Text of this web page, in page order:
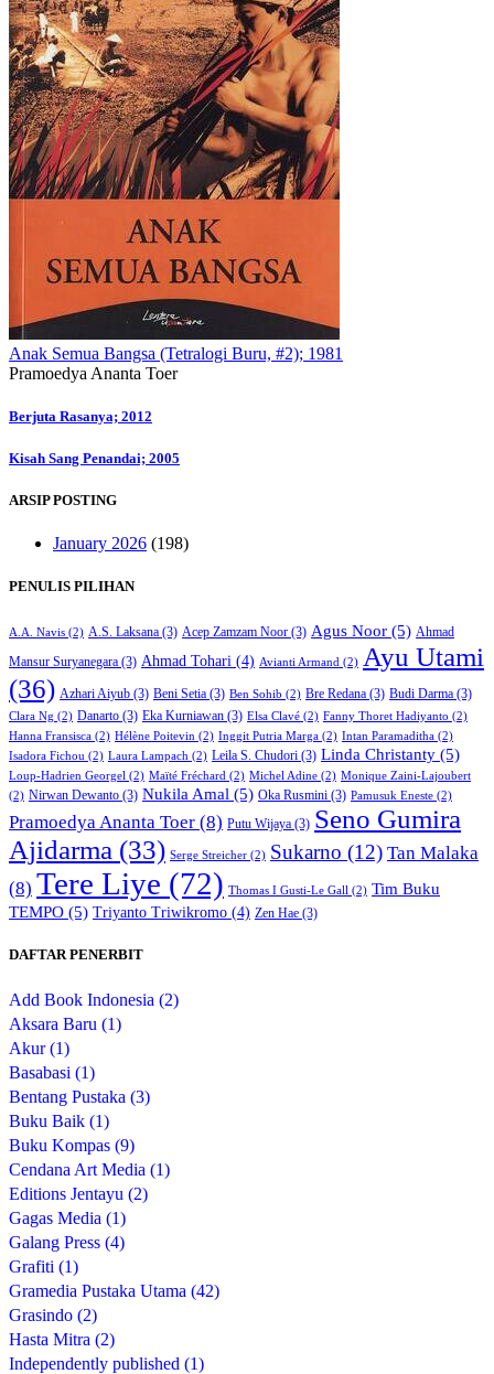
Anak Semua Bangsa (Tetralogi Buru, #2); 1981
Pramoedya Ananta Toer
Post
navigation
Berjuta Rasanya; 2012
Kisah Sang Penandai; 2005
ARSIP POSTING
January 2026 (198)
PENULIS PILIHAN
A.A. Navis (2) A.S. Laksana (3) Acep Zamzam Noor (3) Agus Noor (5) Ahmad
Mansur Suryanegara (3) Ahmad Tohari (4) Avianti Armand (2) Ayu Utami
(36) Azhari Aiyub (3) Beni Setia (3) Ben Sohib (2) Bre Redana (3) Budi Darma (3)
Clara Ng (2) Danarto (3) Eka Kurniawan (3) Elsa Clavé (2) Fanny Thoret Hadiyanto (2)
Hanna Fransisca (2) Hélène Poitevin (2) Inggit Putria Marga (2) Intan Paramaditha (2)
Isadora Fichou (2) Laura Lampach (2) Leila S. Chudori (3) Linda Christanty (5)
Loup-Hadrien Georgel (2) Maïté Fréchard (2) Michel Adine (2) Monique Zaini-Lajoubert
(2) Nirwan Dewanto (3) Nukila Amal (5) Oka Rusmini (3) Pamusuk Eneste (2)
Pramoedya Ananta Toer (8) Putu Wijaya (3) Seno Gumira
Ajidarma (33) Serge Streicher (2) Sukarno (12) Tan Malaka
(8) Tere Liye (72) Thomas I Gusti-Le Gall (2) Tim Buku
TEMPO (5) Triyanto Triwikromo (4) Zen Hae (3)
DAFTAR PENERBIT
Add Book Indonesia (2)
Aksara Baru (1)
Akur (1)
Basabasi (1)
Bentang Pustaka (3)
Buku Baik (1)
Buku Kompas (9)
Cendana Art Media (1)
Editions Jentayu (2)
Gagas Media (1)
Galang Press (4)
Grafiti (1)
Gramedia Pustaka Utama (42)
Grasindo (2)
Hasta Mitra (2)
Independently published (1)